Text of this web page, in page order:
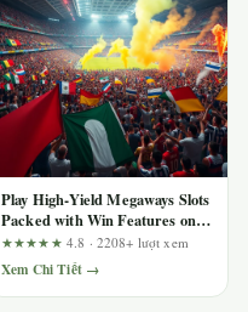
Play High-Yield Megaways Slots
Packed with Win Features on
789club
★★★★★ 4.8 · 2208+ lượt xem
Xem Chi Tiết →